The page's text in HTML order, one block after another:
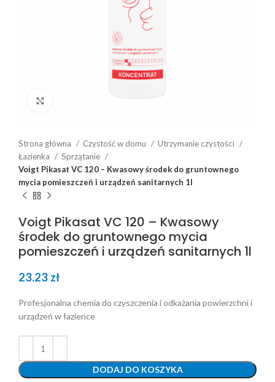
Strona główna Czystość w domu
Utrzymanie czystości
Łazienka
Sprzątanie
Voigt Pikasat VC 120 – Kwasowy środek do gruntownego
mycia pomieszczeń i urządzeń sanitarnych 1l
Voigt Pikasat VC 120 – Kwasowy
środek do gruntownego mycia
pomieszczeń i urządzeń sanitarnych 1l
23.23 zł
Profesjonalna chemia do czyszczenia i odkażania powierzchni i
urządzeń w łazience
DODAJ DO KOSZYKA